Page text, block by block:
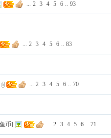
... 2 3 4 5 6 .. 93
... 2 3 4 5 6 .. 83
... 2 3 4 5 6 .. 70
鱼币] ... 2 3 4 5 6 .. 71